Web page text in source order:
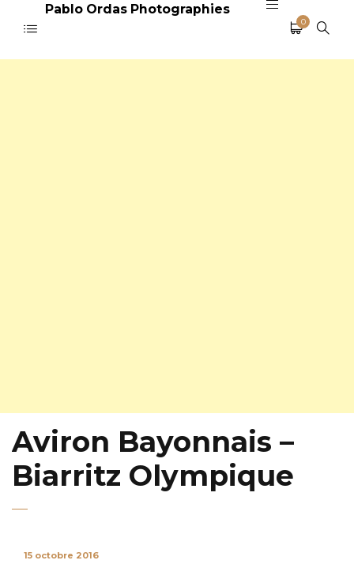
Pablo Ordas Photographies
0
Aviron Bayonnais –
Biarritz Olympique
15 octobre 2016